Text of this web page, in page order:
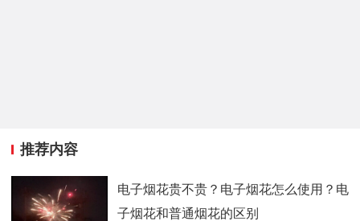
推荐内容
电子烟花贵不贵？电子烟花怎么使用？电
子烟花和普通烟花的区别